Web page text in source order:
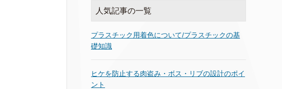
人気記事の一覧
プラスチック用着色について/プラスチックの基
礎知識
ヒケを防止する肉盗み・ボス・リブの設計のポイ
ント